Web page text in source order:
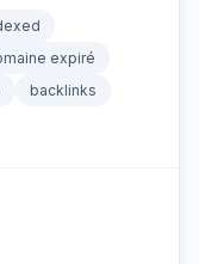
expiré
backlinks